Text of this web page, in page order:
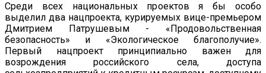
Среди всех национальных проектов я бы особо
выделил два нацпроекта, курируемых вице-премьером
Дмитрием Патрушевым - «Продовольственная
безопасность» и «Экологическое благополучие».
Первый нацпроект принципиально важен для
возрождения российского села, доступа